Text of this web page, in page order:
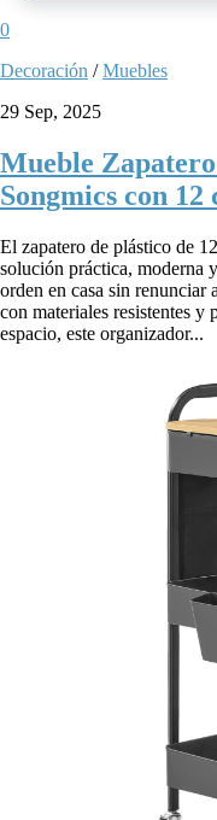
0
Decoración /Muebles
29 Sep, 2025
Mueble
Songmics con
El zapatero de plástico de
solución práctica, moderna
orden en casa sin
con materiales resistentes y
espacio, este organizador...